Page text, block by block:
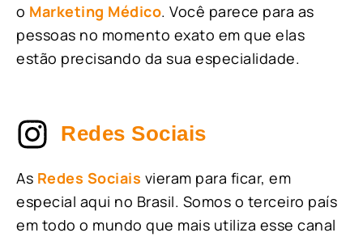
o Marketing Médico. Você parece para as
pessoas no momento exato em que elas
estão precisando da sua especialidade.
Redes Sociais
As Redes Sociais vieram para ficar, em
especial aqui no Brasil. Somos o terceiro país
em todo o mundo que mais utiliza esse canal